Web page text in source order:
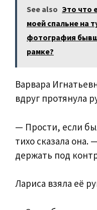
See also Это что
моей спальне на
фотография
рамке?
Варвара
вдруг протянула
— Прости, если
тихо сказала
держать под
Лариса взяла её